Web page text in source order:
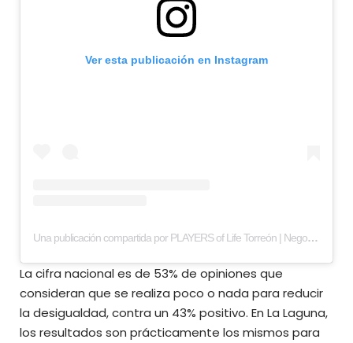
Ver esta publicación en Instagram
Una publicación compartida por PLAYERS of Life Torreón | Negocios y estilo de vida (@playerstorreon)
La cifra nacional es de 53% de opiniones que
consideran que se realiza poco o nada para reducir
la desigualdad, contra un 43% positivo. En La Laguna,
los resultados son prácticamente los mismos para